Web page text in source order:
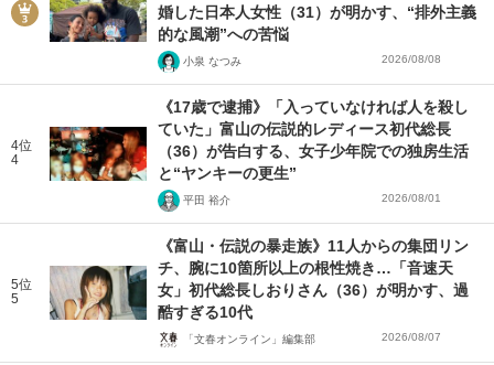
婚した日本人女性（31）が明かす、“排外主義
的な風潮”への苦悩
小泉 なつみ 2026/08/08
4位
4
《17歳で逮捕》「入っていなければ人を殺し
ていた」富山の伝説的レディース初代総長
（36）が告白する、女子少年院での独房生活
と“ヤンキーの更生”
平田 裕介 2026/08/01
5位
5
《富山・伝説の暴走族》11人からの集団リン
チ、腕に10箇所以上の根性焼き…「音速天
女」初代総長しおりさん（36）が明かす、過
酷すぎる10代
「文春オンライン」編集部 2026/08/07